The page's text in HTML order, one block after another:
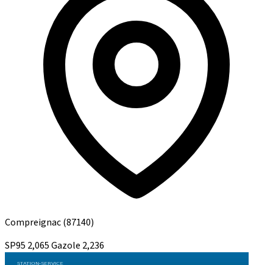
Compreignac(87140)
SP95 2,065Gazole 2,236